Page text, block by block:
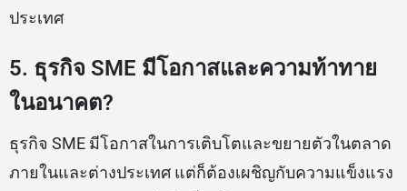
ประเทศ
5. ธุรกิจ SME มีโอกาสและความท้าทาย
ในอนาคต?
ธุรกิจ SME มีโอกาสในการเติบโตและขยายตัวในตลาด
ภายในและต่างประเทศ แต่ก็ต้องเผชิญกับความแข็งแรง